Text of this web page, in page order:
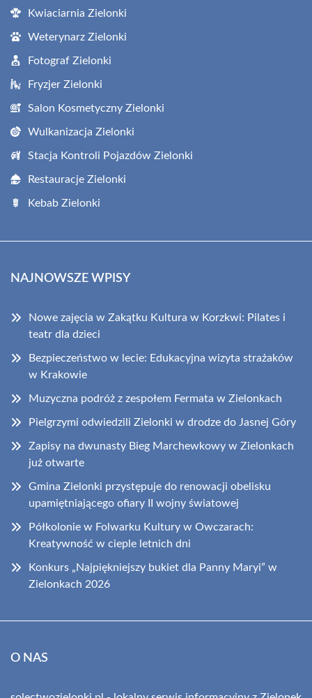
Kwiaciarnia Zielonki
Weterynarz Zielonki
Fotograf Zielonki
Fryzjer Zielonki
Salon Kosmetyczny Zielonki
Wulkanizacja Zielonki
Stacja Kontroli Pojazdów Zielonki
Restauracje Zielonki
Kebab Zielonki
NAJNOWSZE WPISY
Nowe zajęcia w Zakątku Kultura w Korzkwi: Pilates i
teatr dla dzieci
Bezpieczeństwo w lecie: Edukacyjna wizyta strażaków
w Krakowie
Muzyczna podróż z zespołem Fermata w Zielonkach
Pielgrzymi odwiedzili Zielonki w drodze do Jasnej Góry
Zapisy na dwunasty Bieg Marchewkowy w Zielonkach
już otwarte
Gmina Zielonki przystępuje do renowacji obelisku
upamiętniającego ofiary II wojny światowej
Półkolonie w Folwarku Kultury w Owczarach:
Kreatywność w cieple letnich dni
Konkurs „Najpiękniejszy bukiet dla Panny Maryi” w
Zielonkach 2026
O NAS